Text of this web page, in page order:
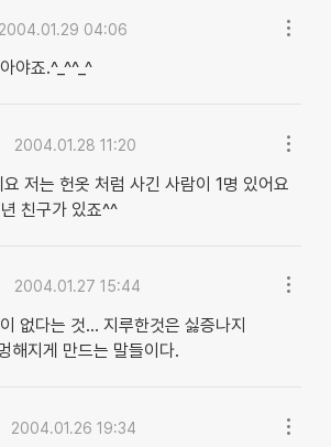
2004.01.29 04:06
야죠.^_^^_^
2004.01.28 11:20
저는 헌옷 처럼 사긴 사람이 1명 있어요
친구가 있죠^^
2004.01.27 15:44
없다는 것... 지루한것은 싫증나지
해지게 만드는 말들이다.
2004.01.26 19:34